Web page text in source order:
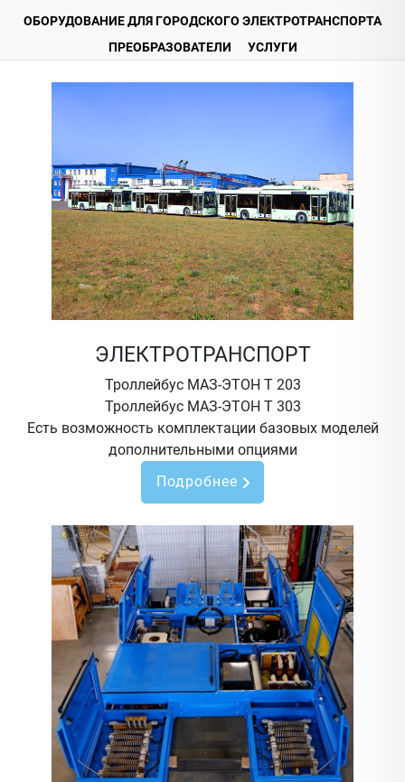
ОБОРУДОВАНИЕ ДЛЯ ГОРОДСКОГО ЭЛЕКТРОТРАНСПОРТА
ПРЕОБРАЗОВАТЕЛИ
УСЛУГИ
ЭЛЕКТРОТРАНСПОРТ
Троллейбус МАЗ-ЭТОН Т 203
Троллейбус МАЗ-ЭТОН Т 303
Есть возможность комплектации базовых моделей
дополнительными опциями
Подробнее